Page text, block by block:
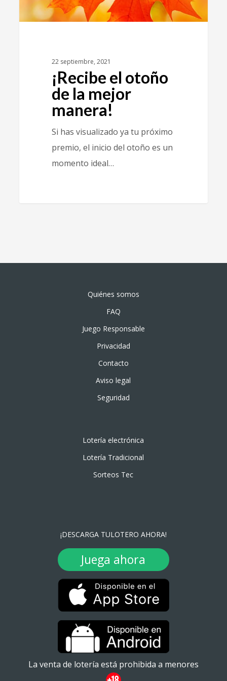
22 septiembre, 2021
¡Recibe el otoño
de la mejor
manera!
Si has visualizado ya tu próximo
premio, el inicio del otoño es un
momento ideal…
Quiénes somos
FAQ
Juego Responsable
Privacidad
Contacto
Aviso legal
Seguridad
Lotería electrónica
Lotería Tradicional
Sorteos Tec
¡DESCARGA TULOTERO AHORA!
Juega ahora
La venta de lotería está prohibida a menores